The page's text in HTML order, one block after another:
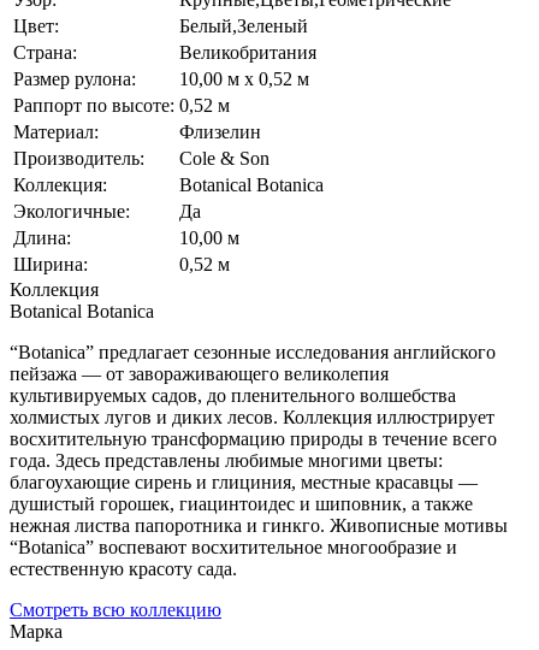
Цвет:
Белый,Зеленый
Страна:
Великобритания
Размер рулона:
10,00 м x 0,52 м
Раппорт по высоте: 0,52 м
Материал:
Флизелин
Производитель:
Cole & Son
Коллекция:
Botanical Botanica
Экологичные:
Да
Длина:
10,00 м
Ширина:
0,52 м
Коллекция
Botanical Botanica
“Botanica” предлагает сезонные исследования английского
пейзажа — от завораживающего великолепия
культивируемых садов, до пленительного волшебства
холмистых лугов и диких лесов. Коллекция иллюстрирует
восхитительную трансформацию природы в течение всего
года. Здесь представлены любимые многими цветы:
благоухающие сирень и глициния, местные красавцы —
душистый горошек, гиацинтоидес и шиповник, а также
нежная листва папоротника и гинкго. Живописные мотивы
“Botanica” воспевают восхитительное многообразие и
естественную красоту сада.
Смотреть всю коллекцию
Марка